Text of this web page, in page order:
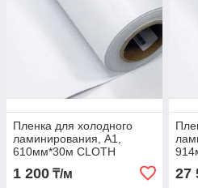
Пленка для холодного
ламинирования, A1,
610мм*30м CLOTH
1 200 ₸/м 27